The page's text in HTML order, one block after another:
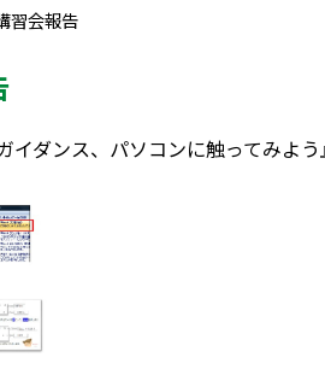
習会報告
ダンス、パソコンに触ってみよう